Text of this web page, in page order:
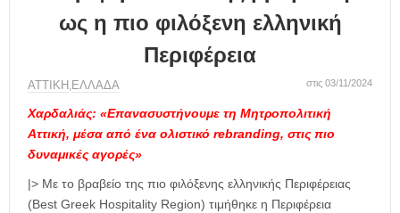
ως η πιο φιλόξενη ελληνική
Περιφέρεια
ΑΤΤΙΚΗ , ΕΛΛΑΔΑ στις 03/11/2024
Χαρδαλιάς: «Επανασυστήνουμε τη Μητροπολιτική
Αττική, μέσα από ένα ολιστικό rebranding, στις πιο
δυναμικές αγορές»
|> Με το βραβείο της πιο φιλόξενης ελληνικής Περιφέρειας
(Best Greek Hospitality Region) τιμήθηκε η Περιφέρεια